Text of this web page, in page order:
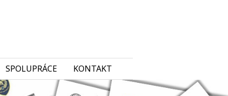
SPOLUPRÁCE KONTAKT